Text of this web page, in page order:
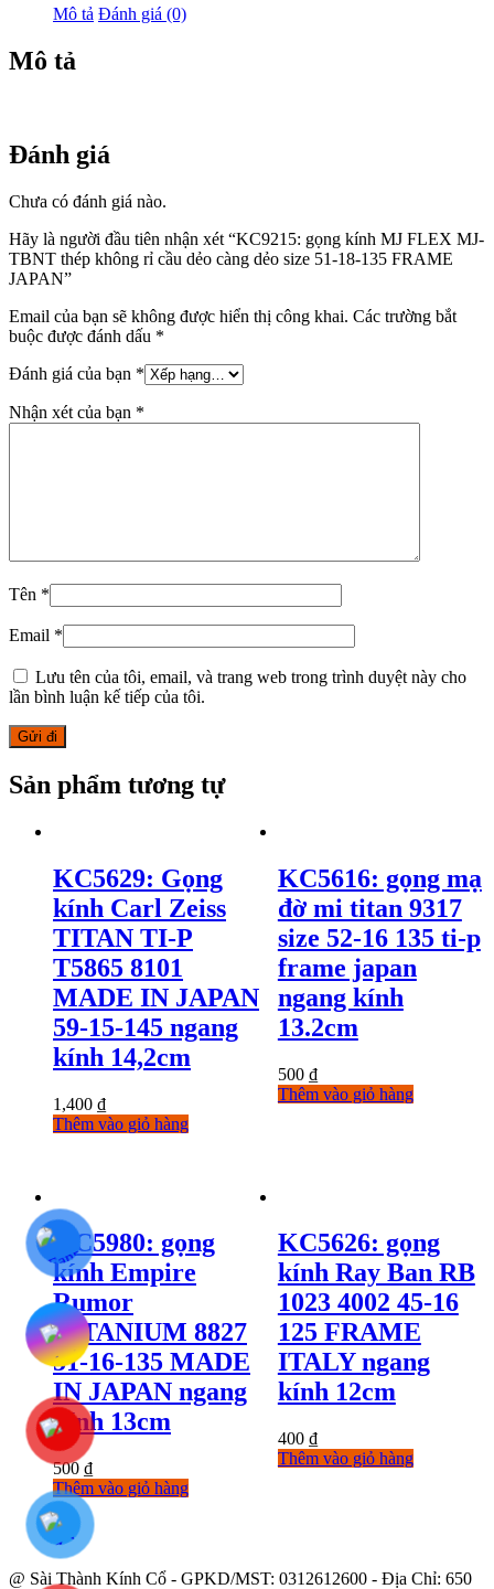
TBNT
thép
không
càng
dẻo
51-
135
FRAME
JAPAN
số
lượng
Mô tả Đánh giá (0)
Mô tả
Đánh giá
Chưa có đánh giá nào.
Hãy là người đầu tiên nhận xét “KC9215: gọng kính MJ FLEX MJ-
TBNT thép không rỉ cầu dẻo càng dẻo size 51-18-135 FRAME
JAPAN”
Email của bạn sẽ không được hiển thị công khai. Các trường bắt
buộc được đánh dấu *
Đánh giá của bạn *
Nhận xét của bạn *
Tên *
Email *
Lưu tên của tôi, email, và trang web trong trình duyệt này cho
lần bình luận kế tiếp của tôi.
Sản phẩm tương tự
KC5629: Gọng
kính Carl Zeiss
TITAN TI-P
T5865 8101
MADE IN JAPAN
59-15-145 ngang
kính 14,2cm
1,400 ₫
Thêm vào giỏ hàng
KC5616: gọng mạ
đờ mi titan 9317
size 52-16 135 ti-p
frame japan
ngang kính
13.2cm
500 ₫
Thêm vào giỏ hàng
KC5980: gọng
kính Empire
Rumor
TITANIUM 8827
51-16-135 MADE
IN JAPAN ngang
kính 13cm
500 ₫
Thêm vào giỏ hàng
KC5626: gọng
kính Ray Ban RB
1023 4002 45-16
125 FRAME
ITALY ngang
kính 12cm
400 ₫
Thêm vào giỏ hàng
@ Sài Thành Kính Cổ - GPKD/MST: 0312612600 - Địa Chỉ: 650